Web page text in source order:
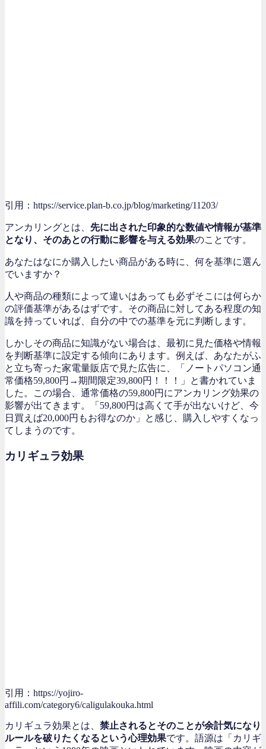
引用：https://service.plan-b.co.jp/blog/marketing/11203/
アンカリングとは、 先に出された印象的な数値や情報が基準
となり、そのあとの行動に影響を与える効果のことです。
あなたはなにか購入したい商品がある時に、何を基準に選ん
でいますか？
人や商品の種類によって違いはあっても必ずそこには何らか
の評価基準があるはずです。その商品に対してある程度の知
識を持っていれば、自分の中での基準を元に判断します。
しかしその商品に知識がない場合は、最初に見た価格や情報
を判断基準に設定する傾向にあります。例えば、あなたがふ
と立ち寄った家電量販店で見た広告に、「ノートパソコン通
常価格59,800円→期間限定39,800円！！！」と書かれていま
した。この場合、通常価格の59,800円にアンカリング効果の
影響が出てきます。「59,800円は高くて手が出ないけど、今
日買えば20,000円もお得なのか」と感じ、購入しやすくなっ
てしまうのです。
カリギュラ効果
引用：https://yojiro-
affili.com/category6/caligulakouka.html
カリギュラ効果とは、 禁止されるとそのことが余計気になり
ルールを破りたくなるという心理効果です。語源は「カリギ